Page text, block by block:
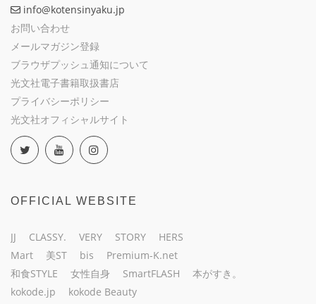
info@kotensinyaku.jp
お問い合わせ
メールマガジン登録
ブラウザプッシュ通知について
光文社電子書籍取扱書店
プライバシーポリシー
光文社オフィシャルサイト
OFFICIAL WEBSITE
JJ CLASSY. VERY STORY
HERS
Mart
美ST bis
Premium-K.net
和食STYLE
女性自身 SmartFLASH
本がすき。
kokode.jp
kokode Beauty